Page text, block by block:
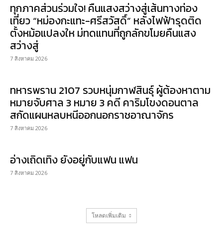
ทุกภาคส่วนร่วมใจ! คืนแสงสว่างสู่เส้นทางท่อง
เที่ยว “หม่องกะแทะ-ศรีสวัสดิ์” หลังไฟฟ้ารุดติด
ตั้งหม้อแปลงให ม่ทดแทนที่ถูกลักขโมยคืนแสง
สว่างสู่
7 สิงหาคม 2026
ทหารพราน 2107 รวบหนุ่มกาฬสินธุ์ ผู้ต้องหาตาม
หมายจับศาล 3 หมาย 3 คดี คาริมโขงดอนตาล
สกัดแผนหลบหนีออกนอกราชอาณาจักร
7 สิงหาคม 2026
อ่างเถิดเทิง ยังอยู่กับแฟน แฟน
7 สิงหาคม 2026
โหลดเพิ่มเติม